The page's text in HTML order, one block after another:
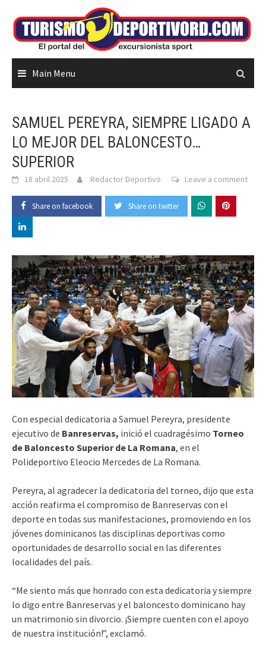
content
Main Menu
SAMUEL PEREYRA, SIEMPRE LIGADO A
LO MEJOR DEL BALONCESTO…
SUPERIOR
18 abril 2025 Redactor Deportivo Leave a comment
Share on facebook Share on twitter
Con especial dedicatoria a Samuel Pereyra, presidente
ejecutivo de Banreservas, inició el cuadragésimo Torneo
de Baloncesto Superior de La Romana, en el
Polideportivo Eleocio Mercedes de La Romana.
Pereyra, al agradecer la dedicatoria del torneo, dijo que esta
acción reafirma el compromiso de Banreservas con el
deporte en todas sus manifestaciones, promoviendo en los
jóvenes dominicanos las disciplinas deportivas como
oportunidades de desarrollo social en las diferentes
localidades del país.
“Me siento más que honrado con esta dedicatoria y siempre
lo digo entre Banreservas y el baloncesto dominicano hay
un matrimonio sin divorcio. ¡Siempre cuenten con el apoyo
de nuestra institución!”, exclamó.